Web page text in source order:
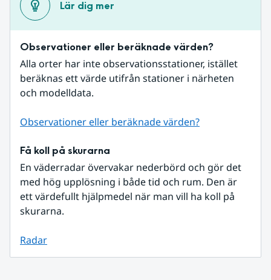
Lär dig mer
Observationer eller beräknade värden?
Alla orter har inte observationsstationer, istället
beräknas ett värde utifrån stationer i närheten
och modelldata.
Observationer eller beräknade värden?
Få koll på skurarna
En väderradar övervakar nederbörd och gör det
med hög upplösning i både tid och rum. Den är
ett värdefullt hjälpmedel när man vill ha koll på
skurarna.
Radar